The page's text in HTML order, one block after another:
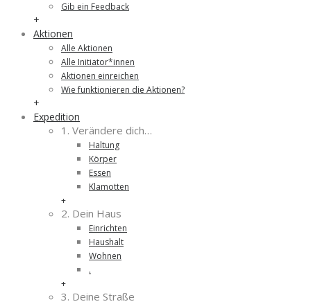
Gib ein Feedback
+
Aktionen
Alle Aktionen
Alle Initiator*innen
Aktionen einreichen
Wie funktionieren die Aktionen?
+
Expedition
1. Verändere dich…
Haltung
Körper
Essen
Klamotten
+
2. Dein Haus
Einrichten
Haushalt
Wohnen
.
+
3. Deine Straße